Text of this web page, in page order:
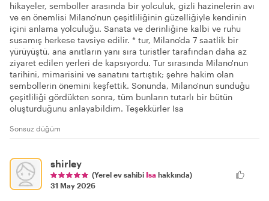
hikayeler, semboller arasında bir yolculuk, gizli hazinelerin avı
ve en önemlisi Milano'nun çeşitliliğinin güzelliğiyle kendinin
içini anlama yolculuğu. Sanata ve derinliğine kalbi ve ruhu
susamış herkese tavsiye edilir. * tur, Milano'da 7 saatlik bir
yürüyüştü, ana anıtların yanı sıra turistler tarafından daha az
ziyaret edilen yerleri de kapsıyordu. Tur sırasında Milano'nun
tarihini, mimarisini ve sanatını tartıştık; şehre hakim olan
sembollerin önemini keşfettik. Sonunda, Milano'nun sunduğu
çeşitliliği gördükten sonra, tüm bunların tutarlı bir bütün
oluşturduğunu anlayabildim. Teşekkürler Isa
Sonsuz düğüm
shirley
(Yerel ev sahibi Isa hakkında)
31 May 2026